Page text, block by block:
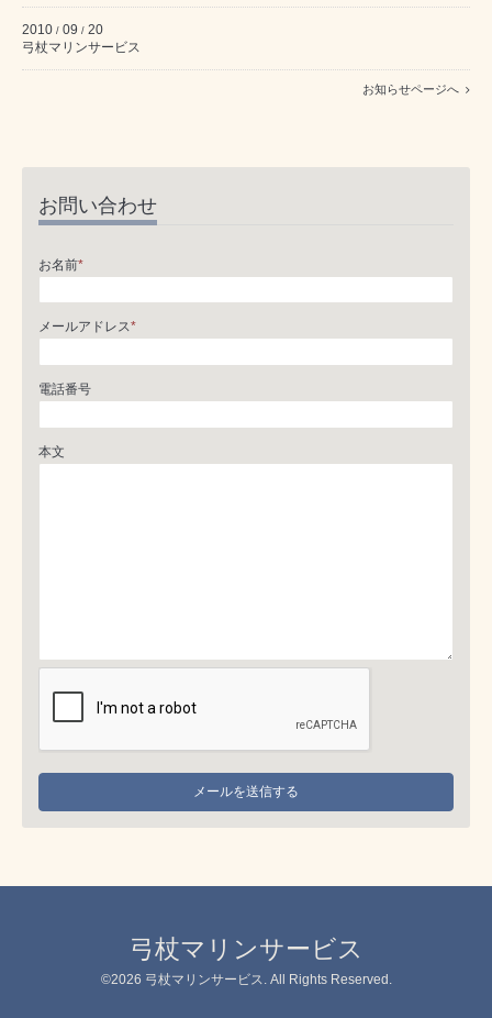
2010 / 09 / 20
弓杖マリンサービス
お知らせページへ
お問い合わせ
お名前*
メールアドレス*
電話番号
本文
弓杖マリンサービス
©2026 弓杖マリンサービス. All Rights Reserved.